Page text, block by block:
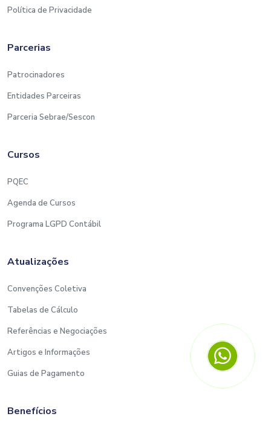
Política de Privacidade
Parcerias
Patrocinadores
Entidades Parceiras
Parceria Sebrae/Sescon
Cursos
PQEC
Agenda de Cursos
Programa LGPD Contábil
Atualizações
Convenções Coletiva
Tabelas de Cálculo
Referências e Negociações
Artigos e Informações
Guias de Pagamento
Benefícios